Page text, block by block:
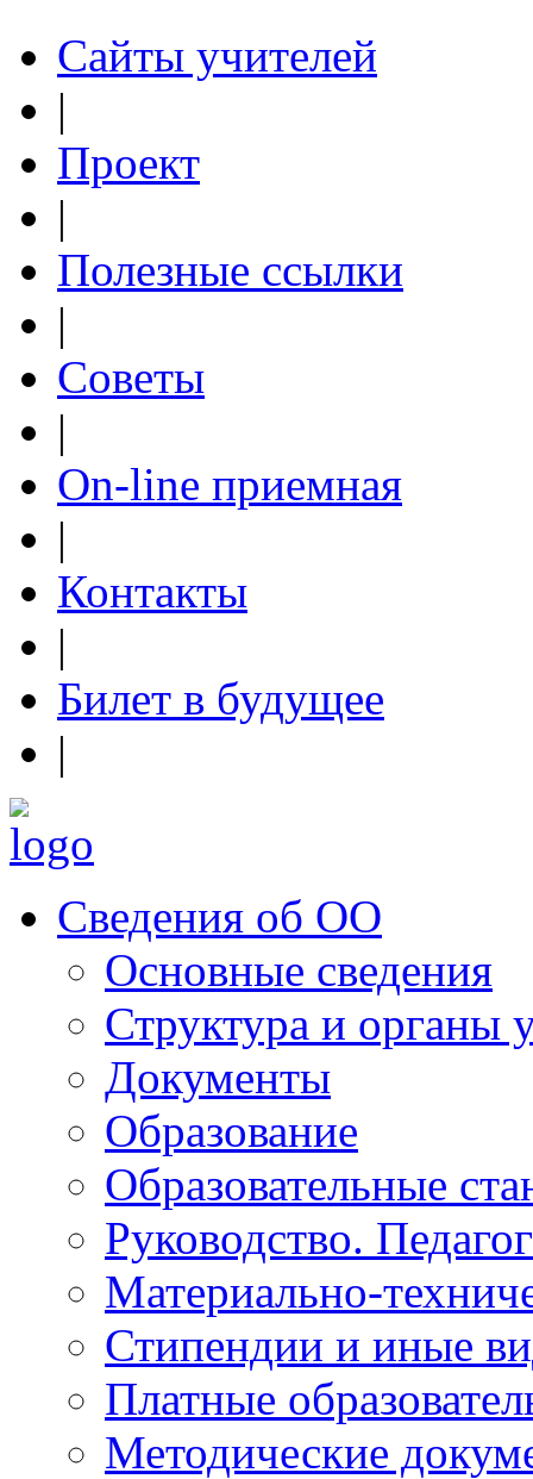
Сайты учителей
|
Проект
|
Полезные ссылки
|
Советы
|
On-line приемная
|
Контакты
|
Билет в будущее
|
Сведения об ОО
Основные сведения
Структура и органы
Документы
Образование
Образовательные
Руководство.
Материально-
Стипендии и иные
Платные
Методические